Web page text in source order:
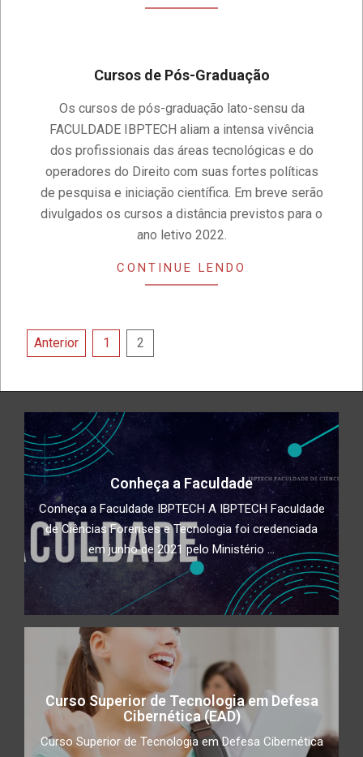
Cursos de Pós-Graduação
24
Os cursos de pós-graduação lato-sensu da
FACULDADE IBPTECH aliam a intensa vivência
dos profissionais das áreas tecnológicas e do
operadores do Direito com suas fortes políticas
de pesquisa e iniciação científica. Em breve serão
divulgados os cursos a distância previstos para o
ano letivo 2022.
CONTINUE LENDO
Paginação
posts
Anterior 1 2
Conheça a Faculdade
Conheça a Faculdade IBPTECH A IBPTECH Faculdade
de Ciências Forenses e Tecnologia foi credenciada
em junho de 2021 pelo Ministério ...
Curso Superior de Tecnologia em Defesa
Cibernética (EAD)
Curso Superior de Tecnologia em Defesa Cibernética